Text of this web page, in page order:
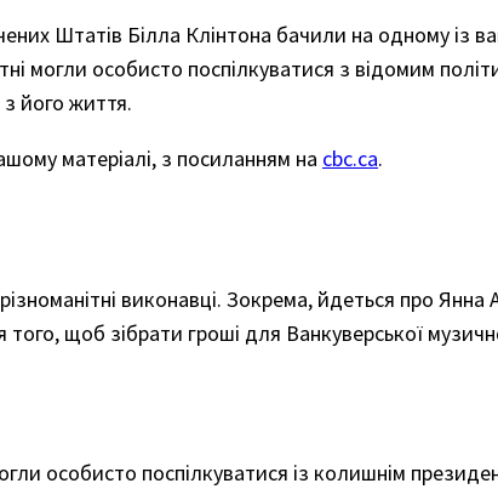
Штатів Білла Клінтона бачили на одному із
могли особисто поспілкуватися з відомим
з його життя.
матеріалі, з посиланням на cbc.ca.
виконавці. Зокрема, йдеться про
того, щоб зібрати гроші для Ванкуверської
особисто поспілкуватися із колишнім